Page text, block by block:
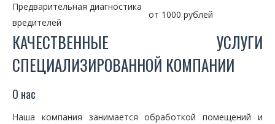
Предварительная диагностика
вредителей
от 1000 рублей
КАЧЕСТВЕННЫЕ УСЛУГИ
СПЕЦИАЛИЗИРОВАННОЙ КОМПАНИИ
О нас
Наша компания занимается обработкой помещений и